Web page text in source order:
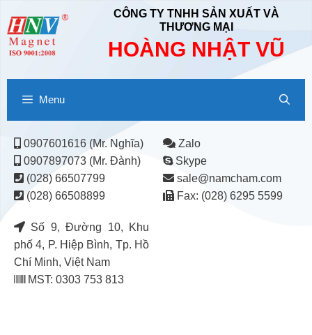
CÔNG TY TNHH SẢN XUẤT VÀ
THƯƠNG MẠI
HOÀNG NHẬT VŨ
Menu
0907601616 (Mr. Nghĩa)
0907897073 (Mr. Đành)
(028) 66507799
(028) 66508899
Zalo
Skype
sale@namcham.com
Fax: (028) 6295 5599
Số 9, Đường 10, Khu
phố 4, P. Hiệp Bình, Tp. Hồ
Chí Minh, Việt Nam
MST: 0303 753 813